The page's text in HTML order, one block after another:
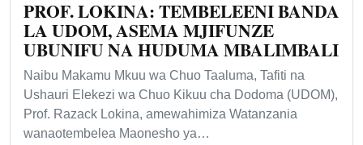
PROF. LOKINA: TEMBELEENI BANDA
LA UDOM, ASEMA MJIFUNZE
UBUNIFU NA HUDUMA MBALIMBALI
Naibu Makamu Mkuu wa Chuo Taaluma, Tafiti na
Ushauri Elekezi wa Chuo Kikuu cha Dodoma (UDOM),
Prof. Razack Lokina, amewahimiza Watanzania
wanaotembelea Maonesho ya…